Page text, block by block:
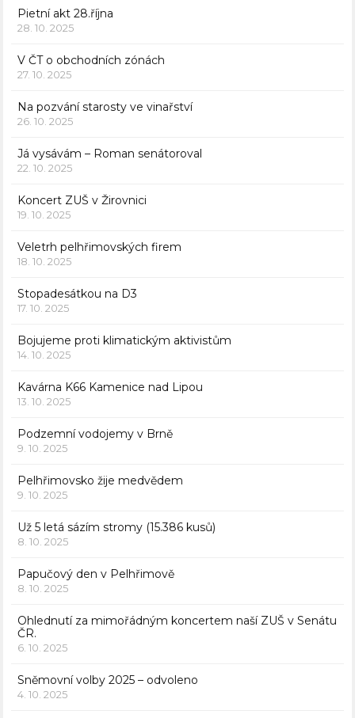
Pietní akt 28.října
28. 10. 2025
V ČT o obchodních zónách
27. 10. 2025
Na pozvání starosty ve vinařství
26. 10. 2025
Já vysávám – Roman senátoroval
22. 10. 2025
Koncert ZUŠ v Žirovnici
19. 10. 2025
Veletrh pelhřimovských firem
18. 10. 2025
Stopadesátkou na D3
17. 10. 2025
Bojujeme proti klimatickým aktivistům
14. 10. 2025
Kavárna K66 Kamenice nad Lipou
13. 10. 2025
Podzemní vodojemy v Brně
9. 10. 2025
Pelhřimovsko žije medvědem
9. 10. 2025
Už 5 letá sázím stromy (15.386 kusů)
8. 10. 2025
Papučový den v Pelhřimově
8. 10. 2025
Ohlednutí za mimořádným koncertem naší ZUŠ v Senátu
ČR.
6. 10. 2025
Sněmovní volby 2025 – odvoleno
4. 10. 2025